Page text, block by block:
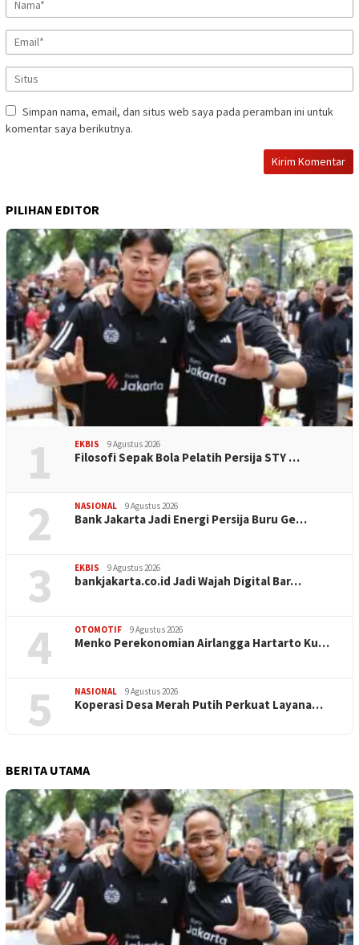
Simpan nama, email, dan situs web saya pada peramban ini untuk
komentar saya berikutnya.
PILIHAN EDITOR
1 EKBIS 9 Agustus 2026
Filosofi Sepak Bola Pelatih Persija STY …
2 NASIONAL 9 Agustus 2026
Bank Jakarta Jadi Energi Persija Buru Ge…
3 EKBIS 9 Agustus 2026
bankjakarta.co.id Jadi Wajah Digital Bar…
4 OTOMOTIF 9 Agustus 2026
Menko Perekonomian Airlangga Hartarto Ku…
5 NASIONAL 9 Agustus 2026
Koperasi Desa Merah Putih Perkuat Layana…
BERITA UTAMA